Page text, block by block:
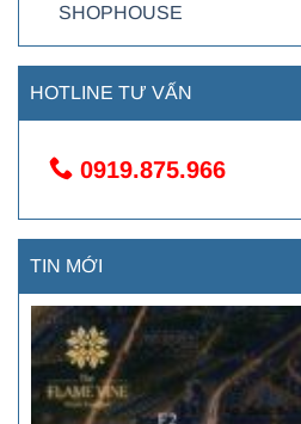
SHOPHOUSE
HOTLINE TƯ VẤN
0919.875.966
TIN MỚI